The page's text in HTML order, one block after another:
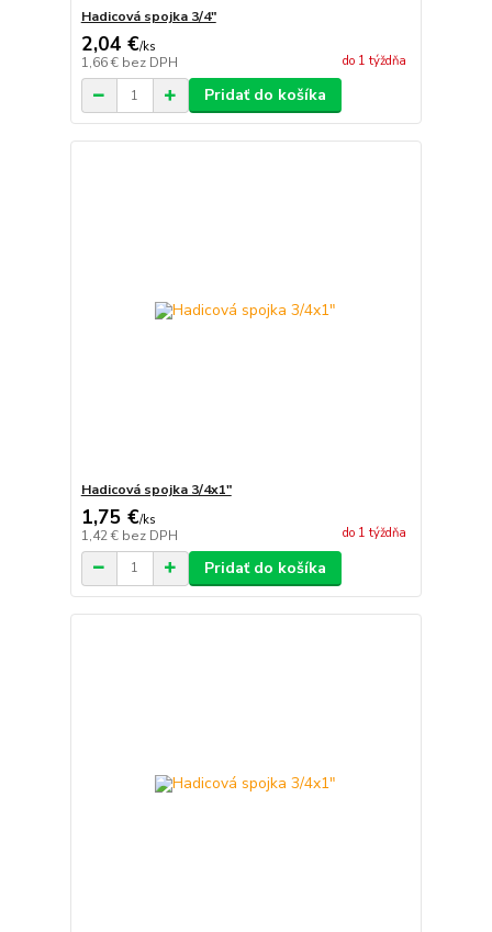
Hadicová spojka 3/4"
2,04 €/ks
1,66 € bez DPH do 1 týždňa
Pridať do košíka
Hadicová spojka 3/4x1"
1,75 €/ks
1,42 € bez DPH do 1 týždňa
Pridať do košíka